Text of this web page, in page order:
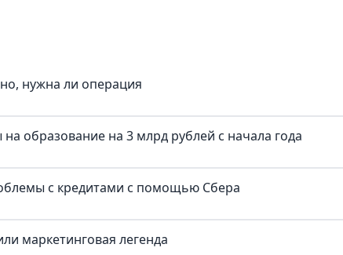
нужна ли операция
образование на 3 млрд рублей с начала года
с кредитами с помощью Сбера
маркетинговая легенда